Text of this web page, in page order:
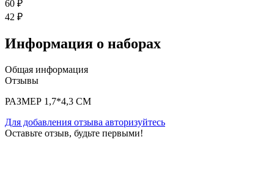
60 ₽
42 ₽
Информация о наборах
Общая информация
Отзывы
РАЗМЕР 1,7*4,3 СМ
Для добавления отзыва авторизуйтесь
Оставьте отзыв, будьте первыми!